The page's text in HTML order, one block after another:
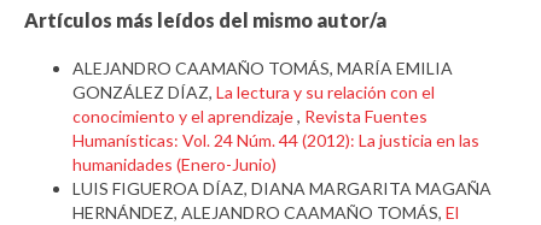
Artículos más leídos del mismo autor/a
ALEJANDRO CAAMAÑO TOMÁS, MARÍA EMILIA
GONZÁLEZ DÍAZ, La lectura y su relación con el
conocimiento y el aprendizaje, Revista Fuentes
Humanísticas: Vol. 24 Núm. 44 (2012): La justicia en las
humanidades (Enero-Junio)
LUIS FIGUEROA DÍAZ, DIANA MARGARITA MAGAÑA
HERNÁNDEZ, ALEJANDRO CAAMAÑO TOMÁS, El